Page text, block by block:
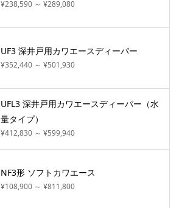
¥238,590 ～ ¥289,080
UF3 深井戸用カワエースディーパー
¥352,440 ～ ¥501,930
UFL3 深井戸用カワエースディーパー（水
量タイプ）
¥412,830 ～ ¥599,940
NF3形 ソフトカワエース
¥108,900 ～ ¥811,800